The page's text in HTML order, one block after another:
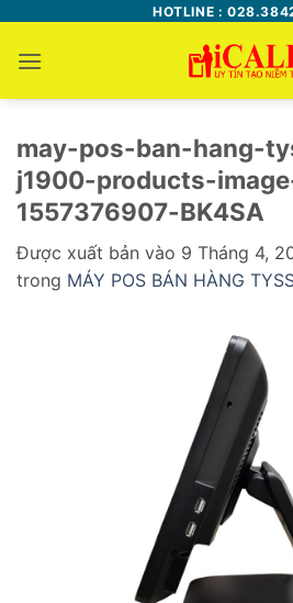
nội
dung
HOTLINE :
may-pos-ban-hang-
j1900-products-
1557376907-BK4SA
Được xuất bản vào 9 Tháng 4,
trong MÁY POS BÁN HÀNG